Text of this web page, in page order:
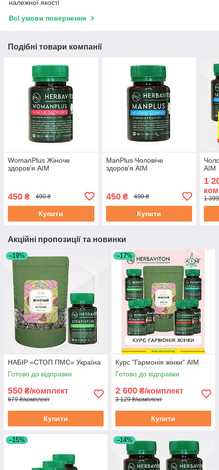
належної якості
Всі умови повернення
Подібні товари компанії
WomanPlus Жіноче
здоров'я АІМ
450 ₴ 490 ₴
Купити
ManPlus Чоловіче
здоров'я АІМ
450₴ 490 ₴
Купити
АІМ
1
1
Акційні пропозиції та новинки
–19%
НАБІР «СТОП ПМС» Україна
Готово до відправки
550 ₴/комплект
679 ₴/комплект
Купити
–17%
Курс "Гармонія жінки" АІМ
Готово до відправки
2 600 ₴/комплект
3 129 ₴/комплект
Купити
–15% –14%